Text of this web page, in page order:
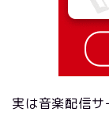
実は音楽配信